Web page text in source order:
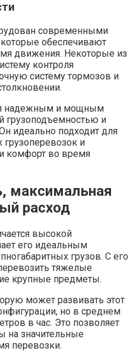
современными
которые обеспечивают
движения. Некоторые из
контроля
систему тормозов и
надежным и мощным
грузоподъемностью и
идеально подходит для
и
комфорт во время
максимальная
расход
высокой
его идеальным
грузов. С его
тяжелые
крупные предметы.
может развивать этот
но в среднем
в час. Это позволяет
на значительные
перевозки.